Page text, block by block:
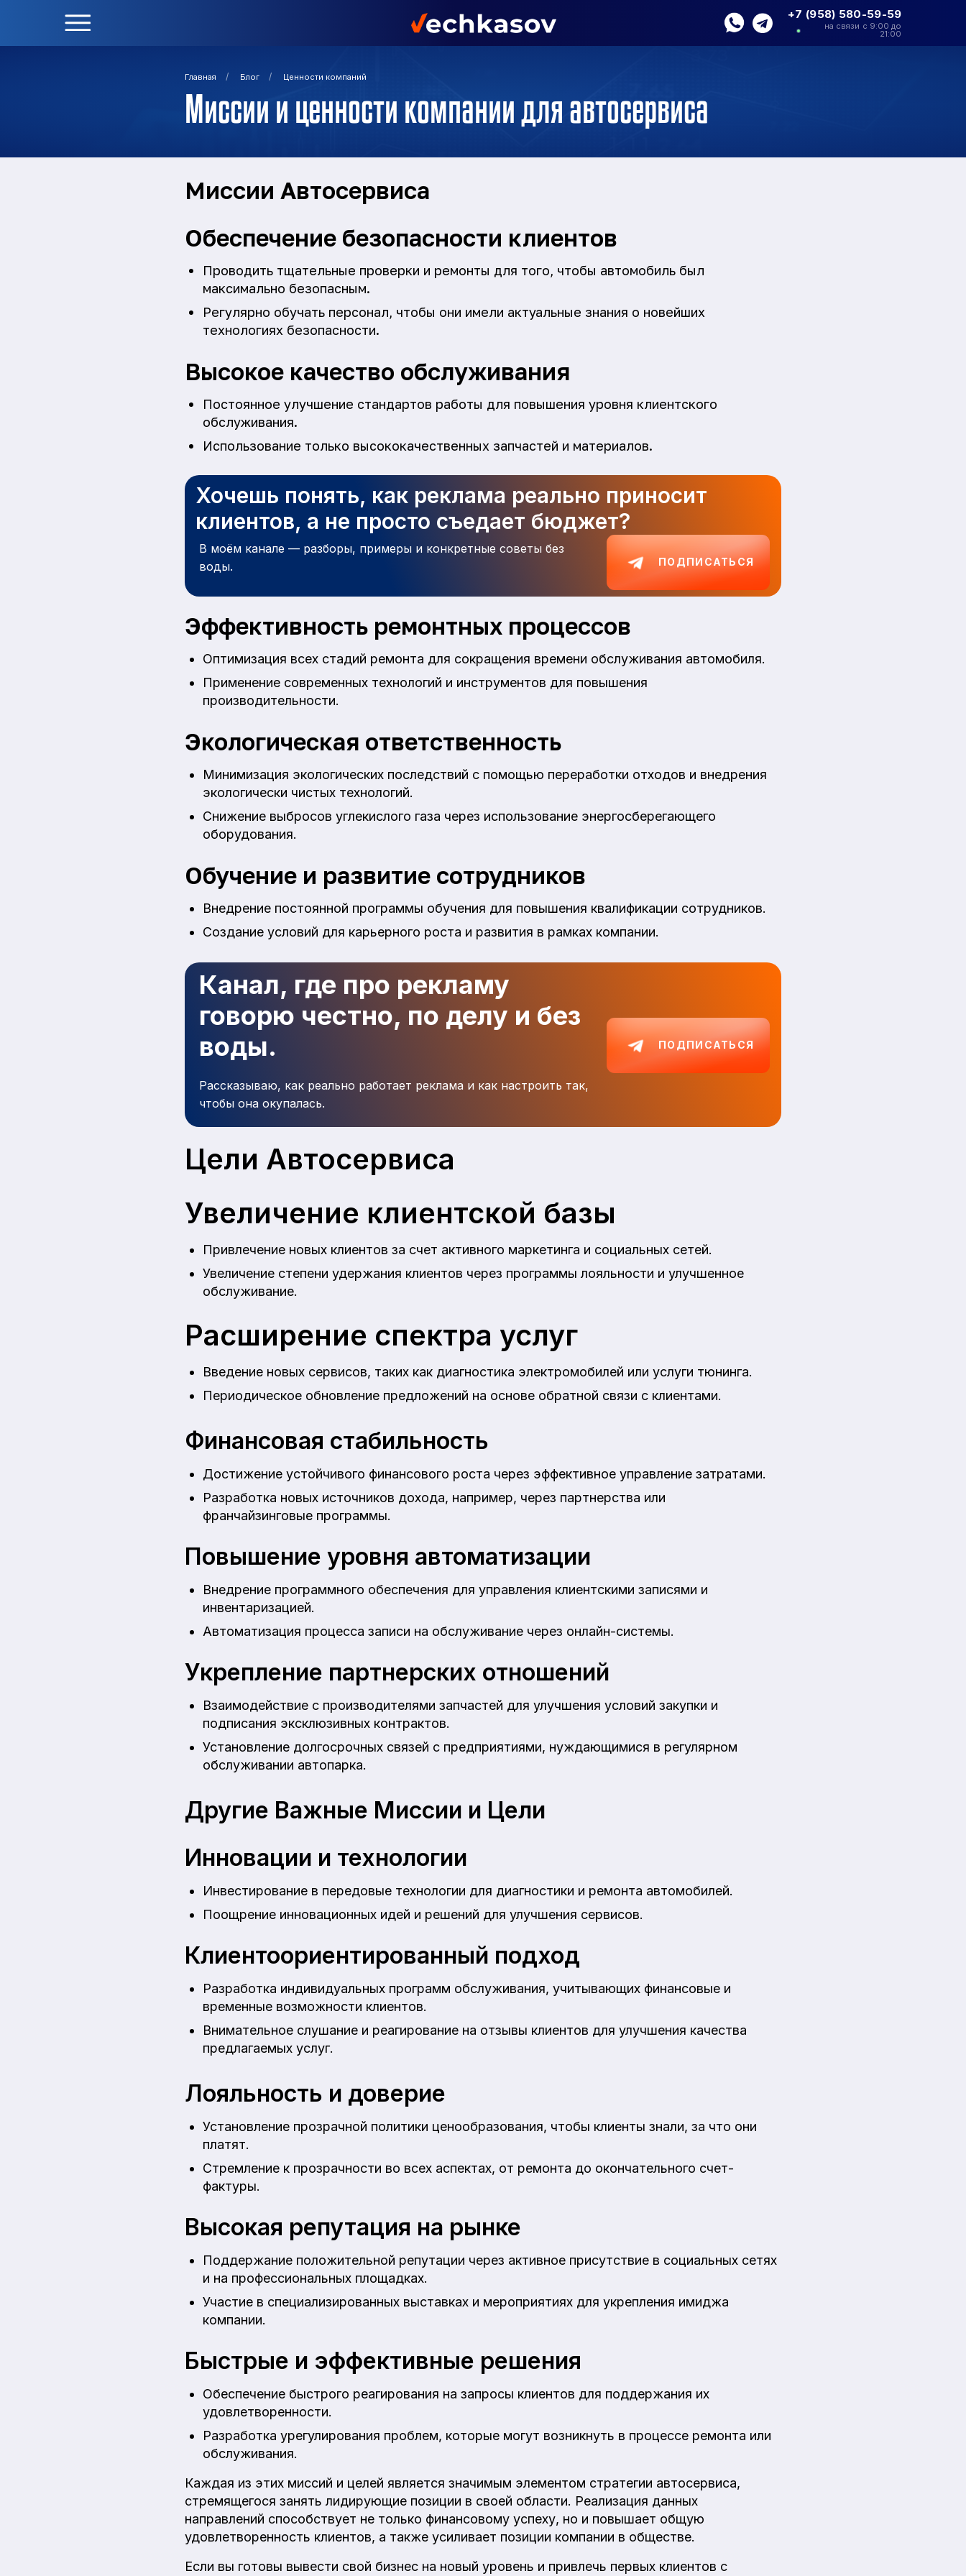
+7 (958) 580-59-59
на связи с 9:00 до
21:00
Главная / Блог / Ценности компаний
Миссии и ценности компании для автосервиса
Миссии Автосервиса
Обеспечение безопасности клиентов
Проводить тщательные проверки и ремонты для того, чтобы автомобиль был
максимально безопасным.
Регулярно обучать персонал, чтобы они имели актуальные знания о новейших
технологиях безопасности.
Высокое качество обслуживания
Постоянное улучшение стандартов работы для повышения уровня клиентского
обслуживания.
Использование только высококачественных запчастей и материалов.
Хочешь понять, как реклама реально приносит
клиентов, а не просто съедает бюджет?
В моём канале — разборы, примеры и конкретные советы без
воды.
ПОДПИСАТЬСЯ
Эффективность ремонтных процессов
Оптимизация всех стадий ремонта для сокращения времени обслуживания автомобиля.
Применение современных технологий и инструментов для повышения
производительности.
Экологическая ответственность
Минимизация экологических последствий с помощью переработки отходов и внедрения
экологически чистых технологий.
Снижение выбросов углекислого газа через использование энергосберегающего
оборудования.
Обучение и развитие сотрудников
Внедрение постоянной программы обучения для повышения квалификации сотрудников.
Создание условий для карьерного роста и развития в рамках компании.
Канал, где про рекламу
говорю честно, по делу и без
воды.
Рассказываю, как реально работает реклама и как настроить так,
чтобы она окупалась.
ПОДПИСАТЬСЯ
Цели Автосервиса
Увеличение клиентской базы
Привлечение новых клиентов за счет активного маркетинга и социальных сетей.
Увеличение степени удержания клиентов через программы лояльности и улучшенное
обслуживание.
Расширение спектра услуг
Введение новых сервисов, таких как диагностика электромобилей или услуги тюнинга.
Периодическое обновление предложений на основе обратной связи с клиентами.
Финансовая стабильность
Достижение устойчивого финансового роста через эффективное управление затратами.
Разработка новых источников дохода, например, через партнерства или
франчайзинговые программы.
Повышение уровня автоматизации
Внедрение программного обеспечения для управления клиентскими записями и
инвентаризацией.
Автоматизация процесса записи на обслуживание через онлайн-системы.
Укрепление партнерских отношений
Взаимодействие с производителями запчастей для улучшения условий закупки и
подписания эксклюзивных контрактов.
Установление долгосрочных связей с предприятиями, нуждающимися в регулярном
обслуживании автопарка.
Другие Важные Миссии и Цели
Инновации и технологии
Инвестирование в передовые технологии для диагностики и ремонта автомобилей.
Поощрение инновационных идей и решений для улучшения сервисов.
Клиентоориентированный подход
Разработка индивидуальных программ обслуживания, учитывающих финансовые и
временные возможности клиентов.
Внимательное слушание и реагирование на отзывы клиентов для улучшения качества
предлагаемых услуг.
Лояльность и доверие
Установление прозрачной политики ценообразования, чтобы клиенты знали, за что они
платят.
Стремление к прозрачности во всех аспектах, от ремонта до окончательного счет-
фактуры.
Высокая репутация на рынке
Поддержание положительной репутации через активное присутствие в социальных сетях
и на профессиональных площадках.
Участие в специализированных выставках и мероприятиях для укрепления имиджа
компании.
Быстрые и эффективные решения
Обеспечение быстрого реагирования на запросы клиентов для поддержания их
удовлетворенности.
Разработка урегулирования проблем, которые могут возникнуть в процессе ремонта или
обслуживания.
Каждая из этих миссий и целей является значимым элементом стратегии автосервиса,
стремящегося занять лидирующие позиции в своей области. Реализация данных
направлений способствует не только финансовому успеху, но и повышает общую
удовлетворенность клиентов, а также усиливает позиции компании в обществе.
Если вы готовы вывести свой бизнес на новый уровень и привлечь первых клиентов с